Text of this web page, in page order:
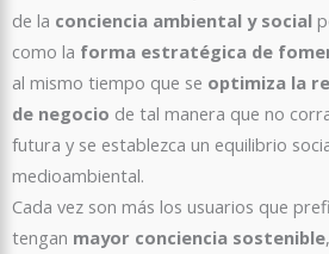
de la conciencia ambiental y social
como la forma estratégica de
al mismo tiempo que se optimiza la
de negocio de tal manera que no
futura y se establezca un equilibrio
medioambiental.
Cada vez son más los usuarios que
tengan mayor conciencia sostenible